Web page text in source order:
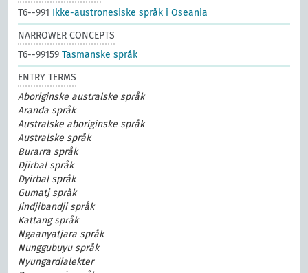
T6--991 Ikke-austronesiske språk i Oseania
NARROWER CONCEPTS
T6--99159Tasmanske språk
ENTRY TERMS
Aboriginske australske språk
Aranda språk
Australske aboriginske språk
Australske språk
Burarra språk
Djirbal språk
Dyirbal språk
Gumatj språk
Jindjibandji språk
Kattang språk
Ngaanyatjara språk
Nunggubuyu språk
Nyungardialekter